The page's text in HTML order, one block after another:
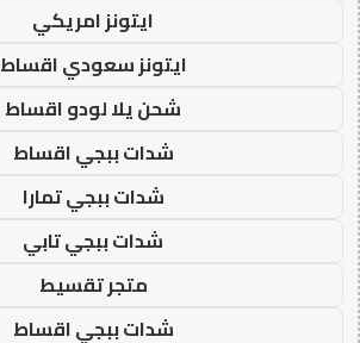
ايتونز امريكي
ايتونز سعودي اقساط
شحن يلا لودو اقساط
شدات ببجي اقساط
شدات ببجي تمارا
شدات ببجي تابي
متجر تقسيط
شدات ببجي اقساط